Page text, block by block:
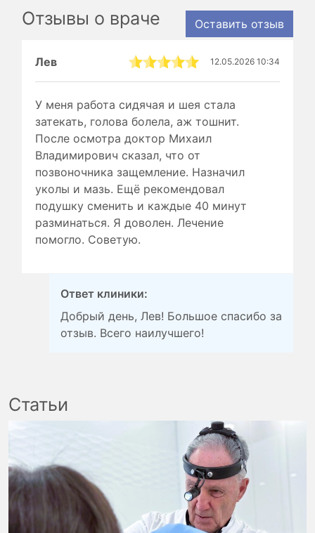
Отзывы о враче Оставить отзыв
Лев 12.05.2026 10:34
У меня работа сидячая и шея стала
затекать, голова болела, аж тошнит.
После осмотра доктор Михаил
Владимирович сказал, что от
позвоночника защемление. Назначил
уколы и мазь. Ещё рекомендовал
подушку сменить и каждые 40 минут
разминаться. Я доволен. Лечение
помогло. Советую.
Ответ клиники:
Добрый день, Лев! Большое спасибо за
отзыв. Всего наилучшего!
Статьи